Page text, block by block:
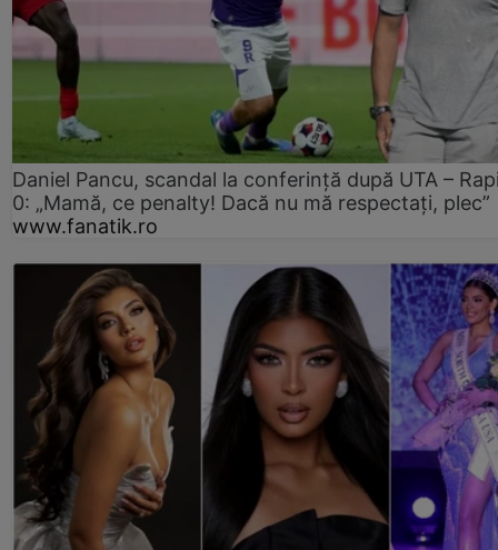
Daniel Pancu, scandal la conferință după UTA –
0: „Mamă, ce penalty! Dacă nu mă respectați, plec”
www.fanatik.ro